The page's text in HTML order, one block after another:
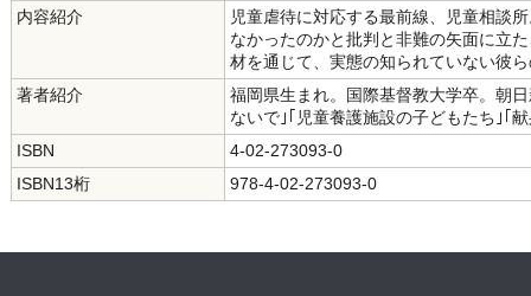
内容紹介
児童虐待に対応する最前線、児童相談
なかったのかと批判と非難の矢面に立
材を通じて、実態の知られていない彼
著者紹介
福岡県生まれ。国際基督教大学卒。朝
ないで｣｢児童養護施設の子どもたち｣｢
ISBN
4-02-273093-0
ISBN13桁
978-4-02-273093-0